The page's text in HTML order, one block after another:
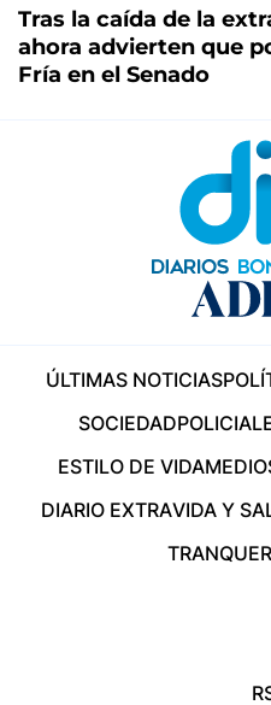
Tras la caída de la
ahora advierten que
Fría en el Senado
ÚLTIMAS NOTICIAS
SOCIEDAD
ESTILO DE VIDA
DIARIO EXTRAVIDA Y